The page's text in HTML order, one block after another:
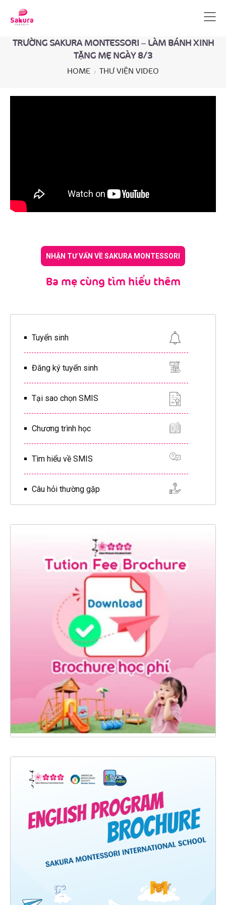
TRƯỜNG SAKURA MONTESSORI – LÀM BÁNH XINH
TẶNG MẸ NGÀY 8/3
HOME THƯ VIỆN VIDEO
NHẬN TƯ VẤN VỀ SAKURA MONTESSORI
Ba mẹ cùng tìm hiểu thêm
Tuyển sinh
Đăng ký tuyển sinh
Tại sao chọn SMIS
Chương trình học
Tìm hiểu về SMIS
Câu hỏi thường gặp